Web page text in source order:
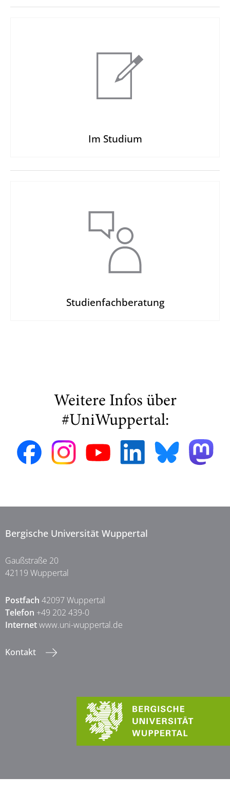
Im Studium
Studien­fachberatung
Weitere Infos über
#UniWuppertal:
Bergische Universität Wuppertal
Gaußstraße 20
42119 Wuppertal
Postfach 42097 Wuppertal
Telefon +49 202 439-0
Internetwww.uni-wuppertal.de
Kontakt